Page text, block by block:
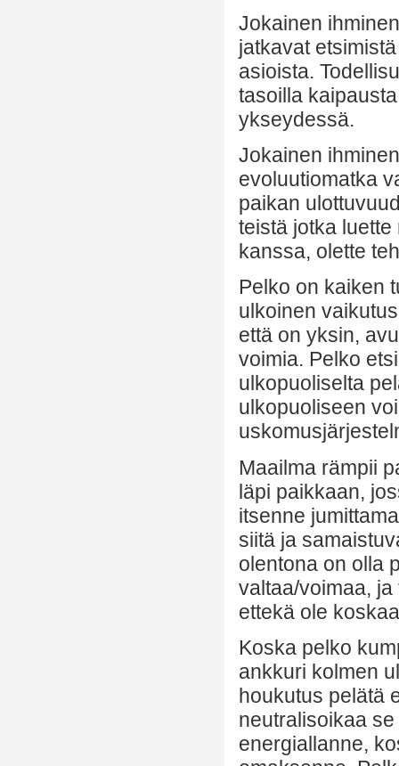
Jokainen
jatkavat
asioista.
tasoilla
ykseydessä.
Jokainen
evoluutiomatka
paikan
teistä jotka
kanssa, olette
Pelko on kaiken
ulkoinen
että on yksin,
voimia. Pelko
ulkopuoliselta
ulkopuoliseen
Maailma rämpii
läpi paikkaan,
itsenne
siitä ja
olentona on olla
valtaa/voimaa,
ettekä ole
Koska pelko
ankkuri kolmen
houkutus pelätä
neutralisoikaa
energiallanne,